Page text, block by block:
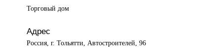
Торговый дом
Адрес
Россия, г. Тольятти, Автостроителей, 96